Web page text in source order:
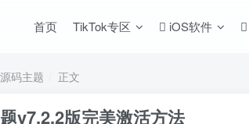
首页 TikTok专区 iOS软件
源码主题 正文
v7.2.2版完美激活方法